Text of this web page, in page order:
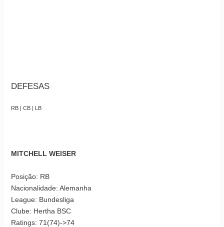
DEFESAS
RB | CB | LB
MITCHELL WEISER
Posição: RB
Nacionalidade: Alemanha
League: Bundesliga
Clube: Hertha BSC
Ratings: 71(74)->74